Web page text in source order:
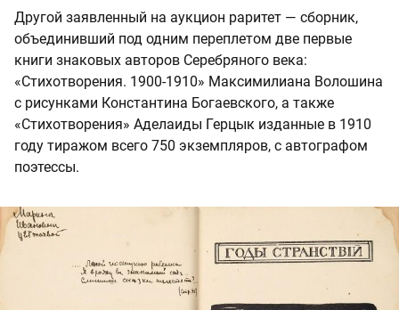
Другой заявленный на аукцион раритет — сборник,
объединивший под одним переплетом две первые
книги знаковых авторов Серебряного века:
«Стихотворения. 1900-1910» Максимилиана Волошина
с рисунками Константина Богаевского, а также
«Стихотворения» Аделаиды Герцык изданные в 1910
году тиражом всего 750 экземпляров, с автографом
поэтессы.